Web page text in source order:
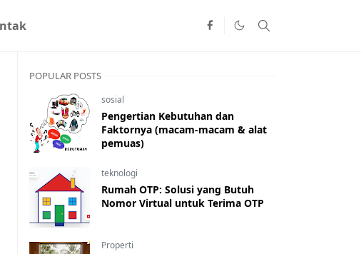
POPULAR POSTS
sosial
Pengertian Kebutuhan dan
Faktornya (macam-macam & alat
pemuas)
teknologi
Rumah OTP: Solusi yang Butuh
Nomor Virtual untuk Terima OTP
Properti